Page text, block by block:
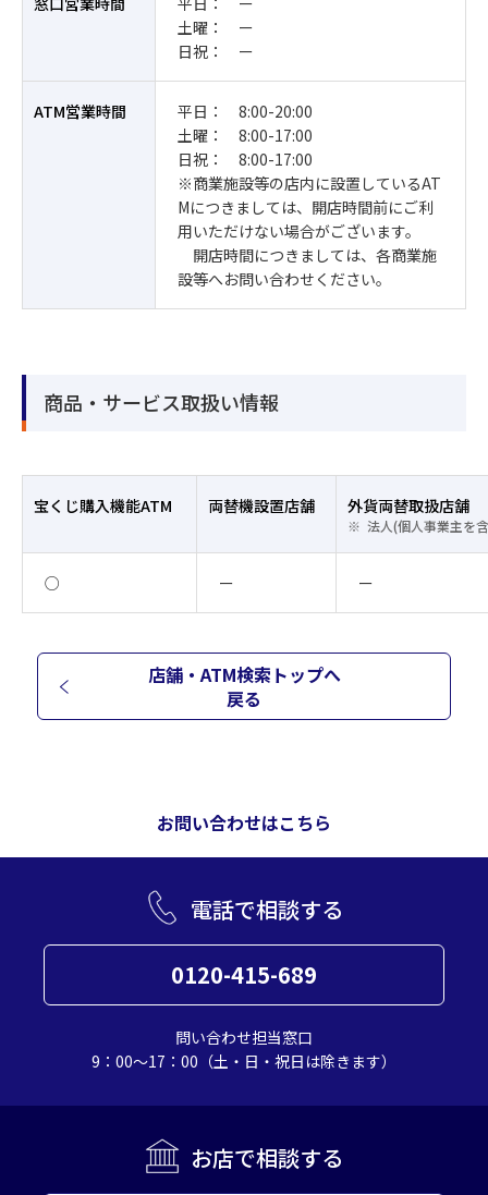
土曜： ー
日祝： ー
ATM営業時間
平日： 8:00-20:00
土曜： 8:00-17:00
日祝： 8:00-17:00
※商業施設等の店内に設置しているAT
Mにつきましては、開店時間前にご利
用いただけない場合がございます。
開店時間につきましては、各商業施
設等へお問い合わせください。
商品・サービス取扱い情報
宝くじ購入機能ATM 両替機設置店舗 外貨両替取扱店舗
法人(個人事業主を
○ ー ー
店舗・ATM検索トップへ
戻る
お問い合わせはこちら
電話で相談する
0120-415-689
問い合わせ担当窓口
9：00～17：00（土・日・祝日は除きます）
お店で相談する